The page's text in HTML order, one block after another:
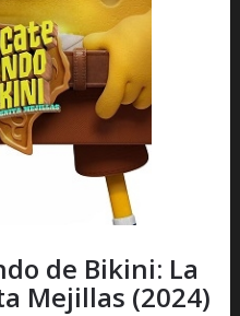
de Bikini: La
Mejillas (2024)